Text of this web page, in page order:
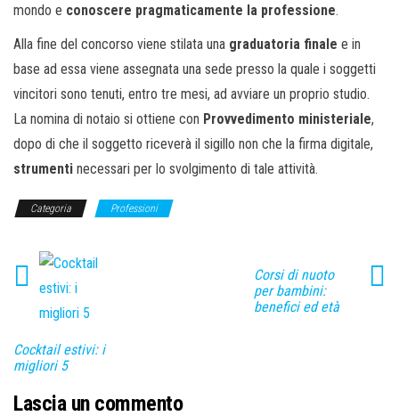
mondo e conoscere pragmaticamente la professione.
Alla fine del concorso viene stilata una graduatoria finale e in
base ad essa viene assegnata una sede presso la quale i soggetti
vincitori sono tenuti, entro tre mesi, ad avviare un proprio studio.
La nomina di notaio si ottiene con Provvedimento ministeriale,
dopo di che il soggetto riceverà il sigillo non che la firma digitale,
strumenti necessari per lo svolgimento di tale attività.
Categoria Professioni
Cocktail estivi: i
migliori 5
Corsi di nuoto
per bambini:
benefici ed età
Lascia un commento